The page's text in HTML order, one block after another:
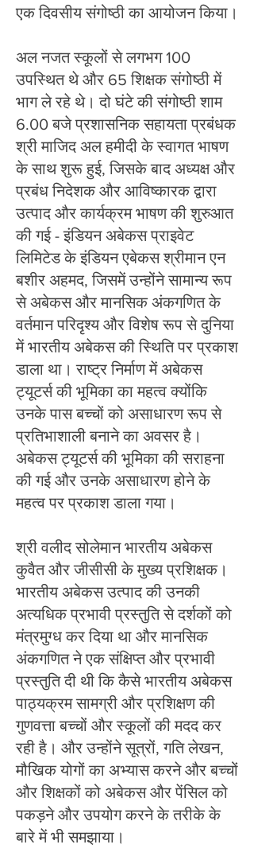
एक दिवसीय संगोष्ठी का आयोजन किया।
अल नजत स्कूलों से लगभग 100
उपस्थित थे और 65 शिक्षक संगोष्ठी में
भाग ले रहे थे। दो घंटे की संगोष्ठी शाम
6.00 बजे प्रशासनिक सहायता प्रबंधक
श्री माजिद अल हमीदी के स्वागत भाषण
के साथ शुरू हुई, जिसके बाद अध्यक्ष और
प्रबंध निदेशक और आविष्कारक द्वारा
उत्पाद और कार्यक्रम भाषण की शुरुआत
की गई - इंडियन अबेकस प्राइवेट
लिमिटेड के इंडियन एबेकस श्रीमान एन
बशीर अहमद, जिसमें उन्होंने सामान्य रूप
से अबेकस और मानसिक अंकगणित के
वर्तमान परिदृश्य और विशेष रूप से दुनिया
में भारतीय अबेकस की स्थिति पर प्रकाश
डाला था। राष्ट्र निर्माण में अबेकस
ट्यूटर्स की भूमिका का महत्व क्योंकि
उनके पास बच्चों को असाधारण रूप से
प्रतिभाशाली बनाने का अवसर है।
अबेकस ट्यूटर्स की भूमिका की सराहना
की गई और उनके असाधारण होने के
महत्व पर प्रकाश डाला गया।
श्री वलीद सोलेमान भारतीय अबेकस
कुवैत और जीसीसी के मुख्य प्रशिक्षक।
भारतीय अबेकस उत्पाद की उनकी
अत्यधिक प्रभावी प्रस्तुति से दर्शकों को
मंत्रमुग्ध कर दिया था और मानसिक
अंकगणित ने एक संक्षिप्त और प्रभावी
प्रस्तुति दी थी कि कैसे भारतीय अबेकस
पाठ्यक्रम सामग्री और प्रशिक्षण की
गुणवत्ता बच्चों और स्कूलों की मदद कर
रही है। और उन्होंने सूत्रों, गति लेखन,
मौखिक योगों का अभ्यास करने और बच्चों
और शिक्षकों को अबेकस और पेंसिल को
पकड़ने और उपयोग करने के तरीके के
बारे में भी समझाया।